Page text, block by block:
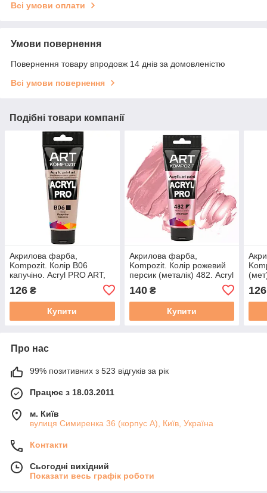
Всі умови оплати
Умови повернення
Повернення товару впродовж 14 днів за домовленістю
Всі умови повернення
Подібні товари компанії
Акрилова фарба,
Kompozit. Колір B06
капучіно. Acryl PRO ART,
126 ₴
Купити
Акрилова фарба,
Kompozit. Колір рожевий
персик (металік) 482. Acryl
140₴
Купити
126
Про нас
99% позитивних з 523 відгуків за рік
Працює з 18.03.2011
м. Київ
вулиця Симиренка 36 (корпус А), Київ, Україна
Контакти
Сьогодні вихідний
Показати весь графік роботи